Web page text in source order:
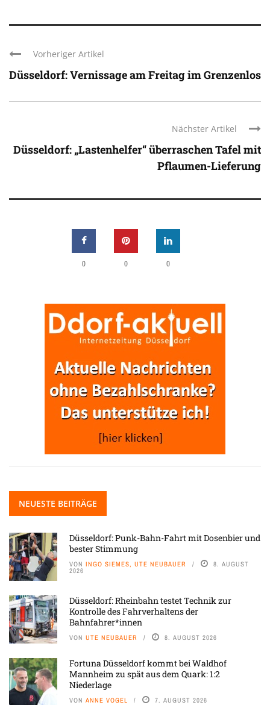
Vorheriger Artikel
Düsseldorf: Vernissage am Freitag im Grenzenlos
Nächster Artikel
Düsseldorf: „Lastenhelfer“ überraschen Tafel mit
Pflaumen-Lieferung
0 0 0
NEUESTE BEITRÄGE
Düsseldorf: Punk-Bahn-Fahrt mit Dosenbier und
bester Stimmung
VON INGO SIEMES, UTE NEUBAUER 8. AUGUST
2026
Düsseldorf: Rheinbahn testet Technik zur
Kontrolle des Fahrverhaltens der
Bahnfahrer*innen
VON UTE NEUBAUER 8. AUGUST 2026
Fortuna Düsseldorf kommt bei Waldhof
Mannheim zu spät aus dem Quark: 1:2
Niederlage
VON ANNE VOGEL 7. AUGUST 2026